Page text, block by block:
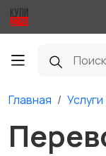
Главная Услуги